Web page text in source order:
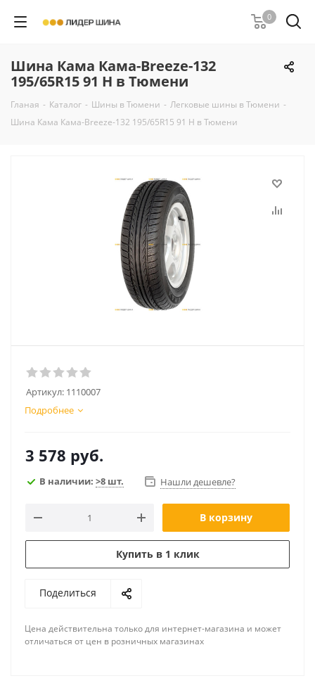
0
Шина Кама Кама-Breeze-132
195/65R15 91 H в Тюмени
Гланая - Каталог - Шины в Тюмени - Легковые шины в Тюмени -
Шина Кама Кама-Breeze-132 195/65R15 91 H в Тюмени
Артикул: 1110007
Подробнее
3 578 руб.
В наличии: >8 шт. Нашли дешевле?
В корзину
Купить в 1 клик
Поделиться
Цена действительна только для интернет-магазина и может
отличаться от цен в розничных магазинах